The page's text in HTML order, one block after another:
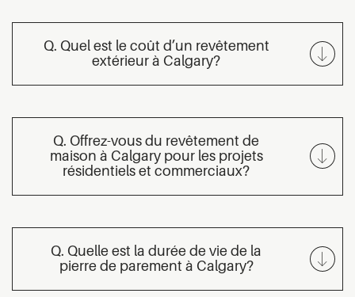
Q. Quel est le coût d’un revêtement
extérieur à Calgary?
Q. Offrez-vous du revêtement de
maison à Calgary pour les projets
résidentiels et commerciaux?
Q. Quelle est la durée de vie de la
pierre de parement à Calgary?